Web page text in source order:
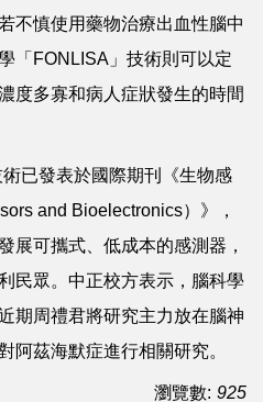
不慎使用藥物治療出血性腦中
「FONLISA」技術則可以定
度多寡和病人症狀發生的時間
已發表於國際期刊《生物感
and Bioelectronics）》，
展可攜式、低成本的感測器，
民眾。中正校方表示，腦科學
期周禮君將研究主力放在腦神
阿茲海默症進行相關研究。
瀏覽數: 925